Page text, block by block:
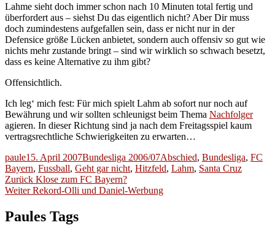
Lahme sieht doch immer schon nach 10 Minuten total fertig und
überfordert aus – siehst Du das eigentlich nicht? Aber Dir muss
doch zumindestens aufgefallen sein, dass er nicht nur in der
Defensice größe Lücken anbietet, sondern auch offensiv so gut wie
nichts mehr zustande bringt – sind wir wirklich so schwach besetzt,
dass es keine Alternative zu ihm gibt?
Offensichtlich.
Ich leg‘ mich fest: Für mich spielt Lahm ab sofort nur noch auf
Bewährung und wir sollten schleunigst beim Thema Nachfolger
agieren. In dieser Richtung sind ja nach dem Freitagsspiel kaum
vertragsrechtliche Schwierigkeiten zu erwarten…
Autor
pauleVeröffentlicht
am
15. April 2007Kategorien
Bundesliga 2006/07Schlagwörter
Abschied, Bundesliga, FC
Bayern, Fussball, Geht gar nicht, Hitzfeld, Lahm, Santa Cruz
Beitragsnavigation
Zurück Vorheriger
Beitrag:
Klose zum FC Bayern?
Weiter Nächster
Rekord-Olli und Daniel-Werbung
Paules Tags